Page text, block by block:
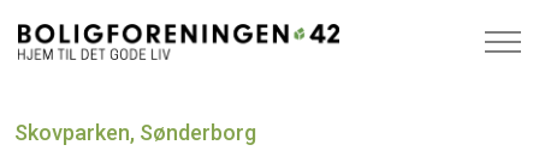
Skovparken, Sønderborg